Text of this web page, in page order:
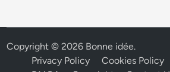
Copyright © 2026 Bonne idée.
Privacy Policy
Cookies Policy